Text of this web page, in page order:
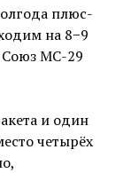
плюс-
на 8−9
Союз МС-29
и один
четырёх